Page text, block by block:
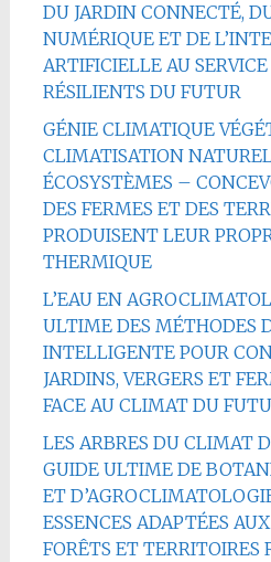
DU JARDIN CONNECTÉ,
NUMÉRIQUE ET DE
ARTIFICIELLE AU
RÉSILIENTS DU FUTUR
GÉNIE CLIMATIQUE
CLIMATISATION
ÉCOSYSTÈMES –
DES FERMES ET DES
PRODUISENT LEUR
THERMIQUE
L’EAU EN
ULTIME DES MÉTHODES
INTELLIGENTE POUR
JARDINS, VERGERS ET
FACE AU CLIMAT DU
LES ARBRES DU CLIMAT
GUIDE ULTIME DE
ET
ESSENCES ADAPTÉES
FORÊTS ET TERRITOIRES